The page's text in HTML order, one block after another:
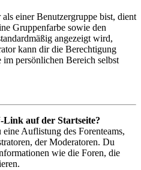
einer Benutzergruppe bist, dient
Gruppenfarbe sowie den
angezeigt wird,
kann dir die Berechtigung
im persönlichen Bereich selbst
Link auf der Startseite?
Auflistung des Forenteams,
der Moderatoren. Du
wie die Foren, die